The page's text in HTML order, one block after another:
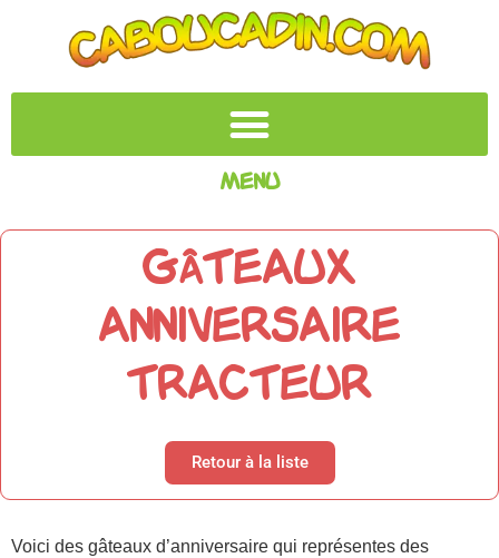
Menu
GÂTEAUX
ANNIVERSAIRE
TRACTEUR
Retour à la liste
Voici des gâteaux d’anniversaire qui représentes des